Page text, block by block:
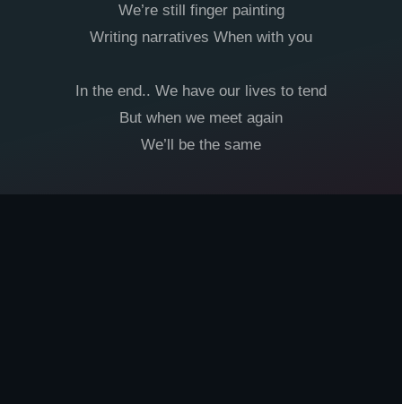
We’re still finger painting
Writing narratives When with you
In the end.. We have our lives to tend
But when we meet again
We’ll be the same